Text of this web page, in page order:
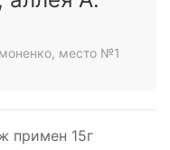
место №1
примен 15г